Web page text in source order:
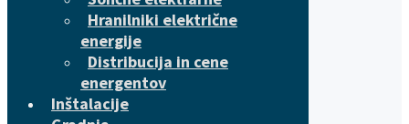
Hranilniki električne
energije
Distribucija in cene
energentov
Inštalacije